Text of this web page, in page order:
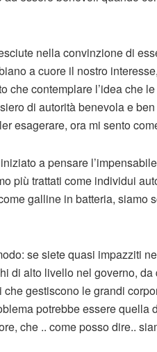
nella convinzione di
a cuore il nostro
che contemplare l’idea che
di autorità benevola e
esagerare, ora mi sento
a pensare
più trattati come individui
galline in batteria, siamo
se siete quasi impazziti
di alto livello nel governo,
gestiscono le grandi
potrebbe essere quella
che .. come posso dire..